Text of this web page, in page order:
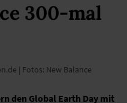
300-mal
| Fotos: New Balance
den Global Earth Day mit